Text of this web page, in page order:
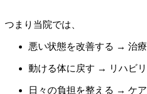
つまり当院では、
悪い状態を改善する → 治療
動ける体に戻す → リハビリ
日々の負担を整える → ケア